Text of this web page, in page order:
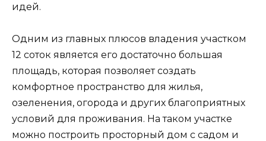
идей.
Одним из главных плюсов владения участком
12 соток является его достаточно большая
площадь, которая позволяет создать
комфортное пространство для жилья,
озеленения, огорода и других благоприятных
условий для проживания. На таком участке
можно построить просторный дом с садом и